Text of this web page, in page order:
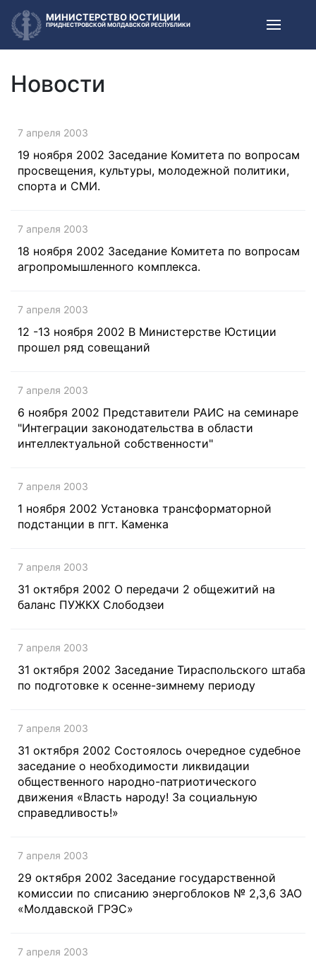
МИНИСТЕРСТВО ЮСТИЦИИ
ПРИДНЕСТРОВСКОЙ МОЛДАВСКОЙ РЕСПУБЛИКИ
Новости
7 апреля 2003
19 ноября 2002 Заседание Комитета по вопросам
просвещения, культуры, молодежной политики,
спорта и СМИ.
7 апреля 2003
18 ноября 2002 Заседание Комитета по вопросам
агропромышленного комплекса.
7 апреля 2003
12 -13 ноября 2002 В Министерстве Юстиции
прошел ряд совещаний
7 апреля 2003
6 ноября 2002 Представители РАИС на семинаре
"Интеграции законодательства в области
интеллектуальной собственности"
7 апреля 2003
1 ноября 2002 Установка трансформаторной
подстанции в пгт. Каменка
7 апреля 2003
31 октября 2002 О передачи 2 общежитий на
баланс ПУЖКХ Слободзеи
7 апреля 2003
31 октября 2002 Заседание Тираспольского штаба
по подготовке к осенне-зимнему периоду
7 апреля 2003
31 октября 2002 Состоялось очередное судебное
заседание о необходимости ликвидации
общественного народно-патриотического
движения «Власть народу! За социальную
справедливость!»
7 апреля 2003
29 октября 2002 Заседание государственной
комиссии по списанию энергоблоков № 2,3,6 ЗАО
«Молдавской ГРЭС»
7 апреля 2003